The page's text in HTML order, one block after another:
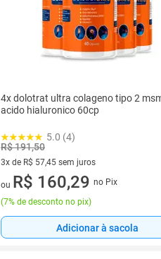
4x dolotrat ultra colageno tipo 2
acido hialuronico 60cp
5.0 (4)
R$ 191,50
3x de R$ 57,45 sem juros
3 vez de R$ 57,45 sem juros
ou R$ 160,29 no Pix
(7% de desconto no pix)
Adicionar à sacola